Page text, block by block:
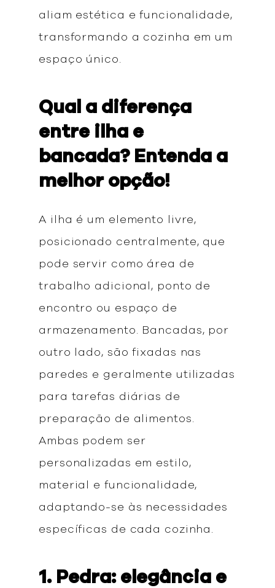
aliam estética e funcionalidade,
transformando a cozinha em um
espaço único.
Qual a diferença
entre ilha e
bancada? Entenda a
melhor opção!
A ilha é um elemento livre,
posicionado centralmente, que
pode servir como área de
trabalho adicional, ponto de
encontro ou espaço de
armazenamento. Bancadas, por
outro lado, são fixadas nas
paredes e geralmente utilizadas
para tarefas diárias de
preparação de alimentos.
Ambas podem ser
personalizadas em estilo,
material e funcionalidade,
adaptando-se às necessidades
específicas de cada cozinha.
1. Pedra: elegância e